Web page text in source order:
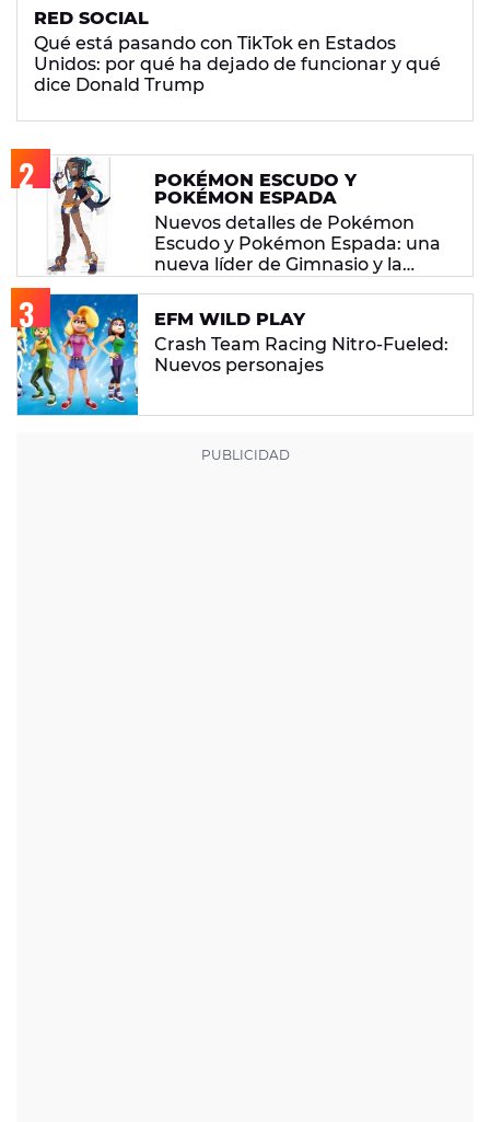
RED SOCIAL
Qué está pasando con TikTok en Estados
Unidos: por qué ha dejado de funcionar y qué
dice Donald Trump
POKÉMON ESCUDO Y
POKÉMON ESPADA
Nuevos detalles de Pokémon
Escudo y Pokémon Espada: una
nueva líder de Gimnasio y la
EFM WILD PLAY
Crash Team Racing Nitro-Fueled:
Nuevos personajes